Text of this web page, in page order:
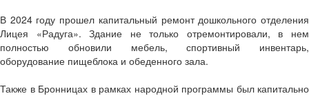
В 2024 году прошел капитальный ремонт дошкольного отделения
Лицея «Радуга». Здание не только отремонтировали, в нем
полностью обновили мебель, спортивный инвентарь,
оборудование пищеблока и обеденного зала.
Также в Бронницах в рамках народной программы был капитально